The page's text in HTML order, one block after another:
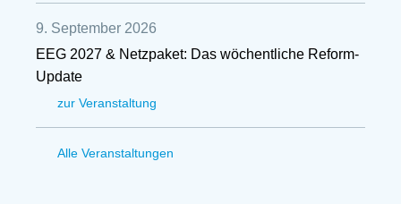
9. September 2026
EEG 2027 & Netzpaket: Das wöchentliche Reform-
Update
zur Veranstaltung
Alle Veranstaltungen